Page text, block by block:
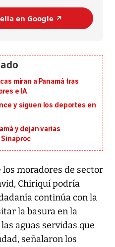
en Google ↗️
miran a Panamá tras
e IA
y siguen los deportes en
y dejan varias
moradores de sector
Chiriquí podría
continúa con la
la basura en la
aguas servidas que
señalaron los